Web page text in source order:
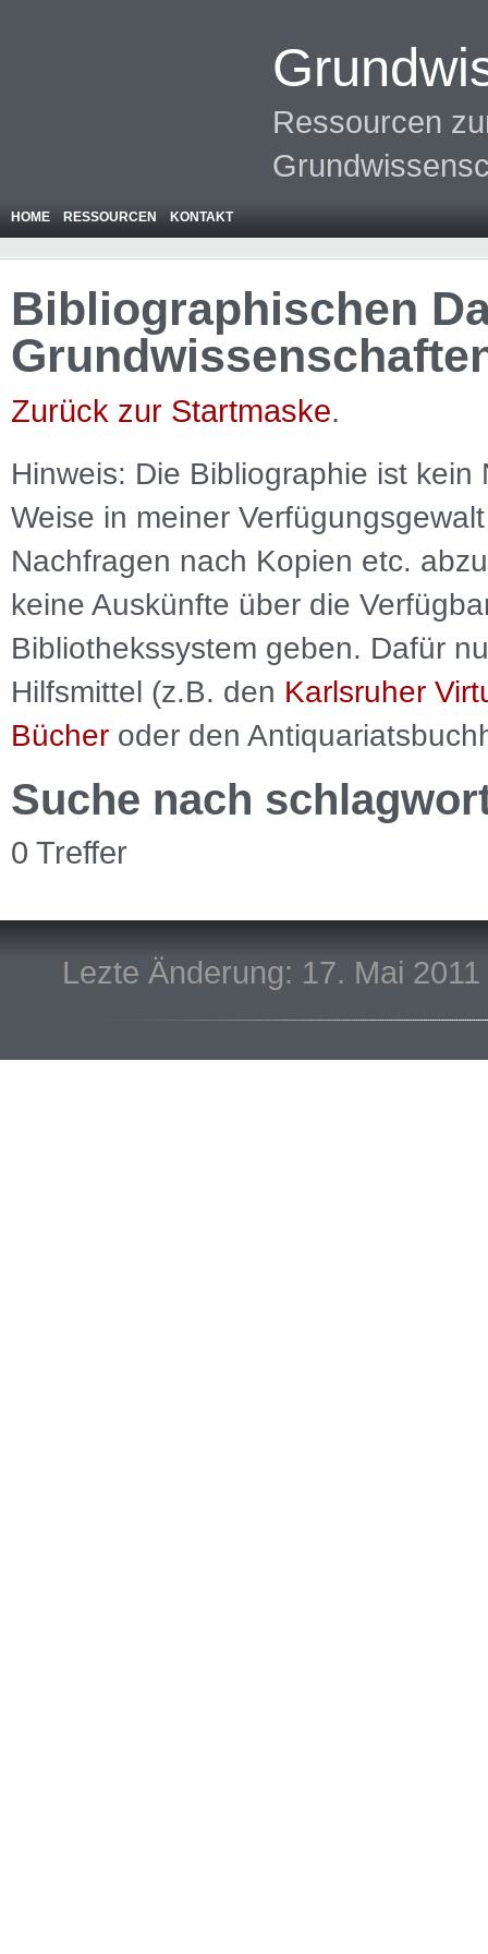
Ressourcen
HOME RESSOURCEN KONTAKT
Bibliographischen
Zurück zur Startmaske.
Hinweis: Die Bibliographie ist kein
Weise in meiner
Nachfragen nach Kopien etc.
keine Auskünfte über die
Bibliothekssystem geben. Dafür
Hilfsmittel (z.B. den Karlsruher
Bücher oder den
Suche nach
0 Treffer
Lezte Änderung: 17. Mai